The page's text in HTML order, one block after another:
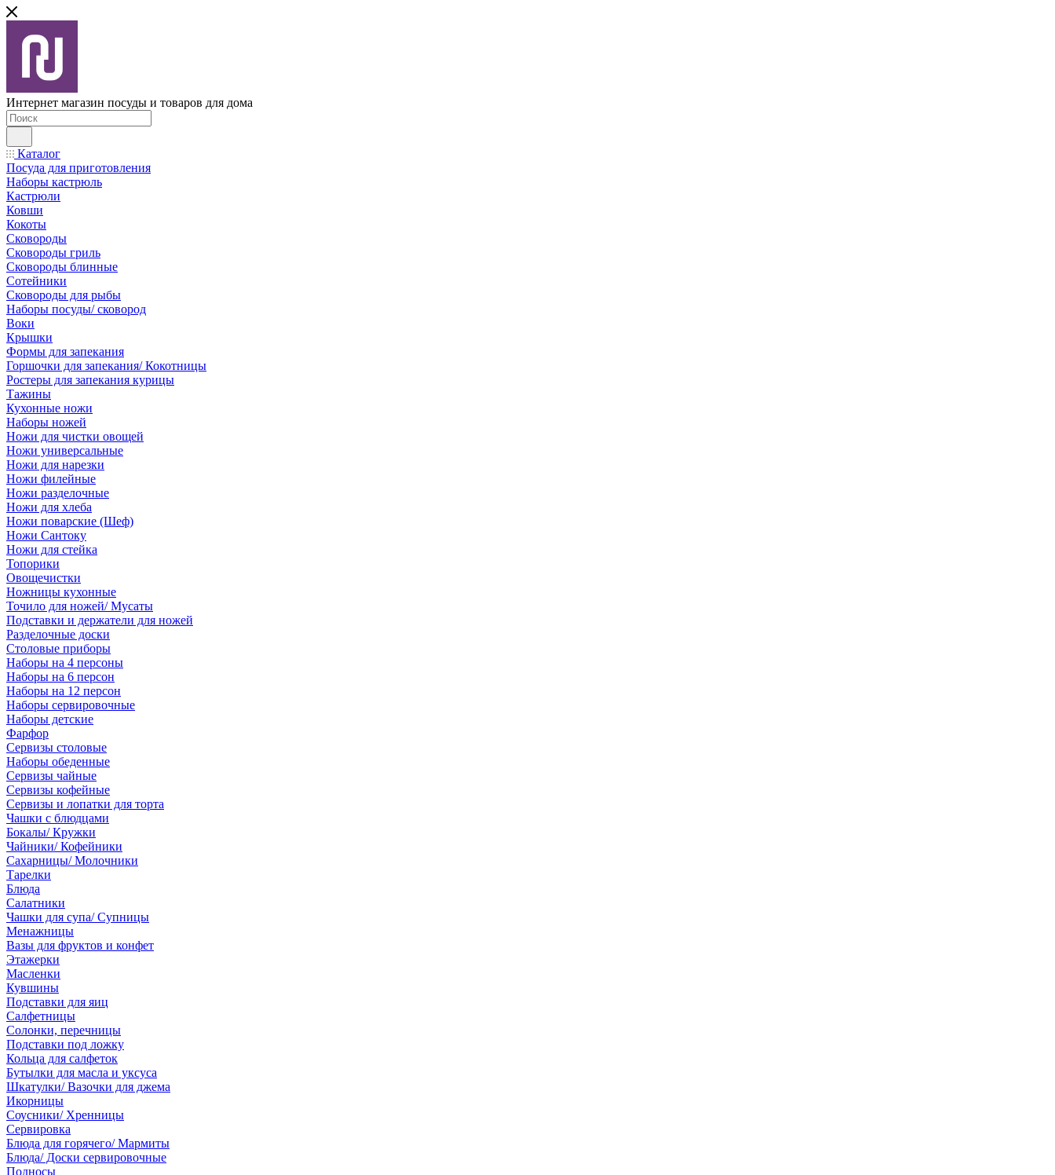
Интернет магазин посуды и товаров для дома
Каталог
Посуда для приготовления
Наборы кастрюль
Кастрюли
Ковши
Кокоты
Сковороды
Сковороды гриль
Сковороды блинные
Сотейники
Сковороды для рыбы
Наборы посуды/ сковород
Воки
Крышки
Формы для запекания
Горшочки для запекания/ Кокотницы
Ростеры для запекания курицы
Тажины
Кухонные ножи
Наборы ножей
Ножи для чистки овощей
Ножи универсальные
Ножи для нарезки
Ножи филейные
Ножи разделочные
Ножи для хлеба
Ножи поварские (Шеф)
Ножи Сантоку
Ножи для стейка
Топорики
Овощечистки
Ножницы кухонные
Точило для ножей/ Мусаты
Подставки и держатели для ножей
Разделочные доски
Столовые приборы
Наборы на 4 персоны
Наборы на 6 персон
Наборы на 12 персон
Наборы сервировочные
Наборы детские
Фарфор
Сервизы столовые
Наборы обеденные
Сервизы чайные
Сервизы кофейные
Сервизы и лопатки для торта
Чашки с блюдцами
Бокалы/ Кружки
Чайники/ Кофейники
Сахарницы/ Молочники
Тарелки
Блюда
Салатники
Чашки для супа/ Супницы
Менажницы
Вазы для фруктов и конфет
Этажерки
Масленки
Кувшины
Подставки для яиц
Салфетницы
Солонки, перечницы
Подставки под ложку
Кольца для салфеток
Бутылки для масла и уксуса
Шкатулки/ Вазочки для джема
Икорницы
Соусники/ Хренницы
Сервировка
Блюда для горячего/ Мармиты
Блюда/ Доски сервировочные
Подносы